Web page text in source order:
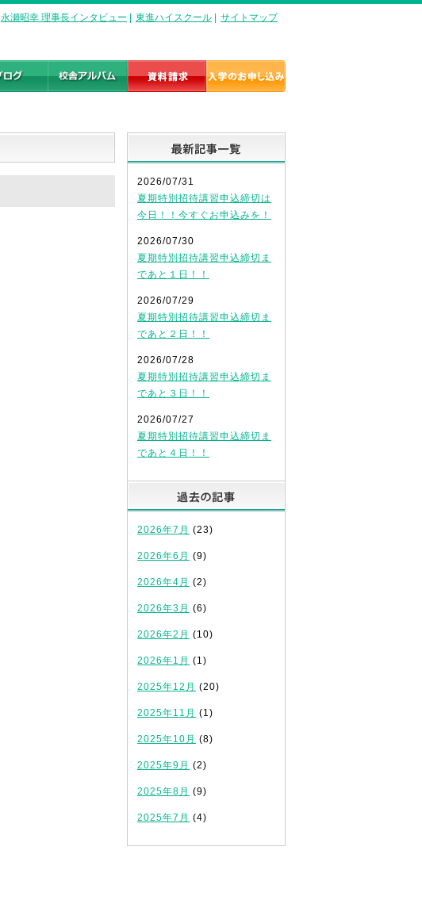
永瀬昭幸 理事長インタビュー 東進ハイスクール サイトマップ
2026/07/31
夏期特別招待講習申込締切は
今日！！今すぐお申込みを！
2026/07/30
夏期特別招待講習申込締切ま
であと１日！！
2026/07/29
夏期特別招待講習申込締切ま
であと２日！！
2026/07/28
夏期特別招待講習申込締切ま
であと３日！！
2026/07/27
夏期特別招待講習申込締切ま
であと４日！！
2026年7月 (23)
2026年6月 (9)
2026年4月 (2)
2026年3月 (6)
2026年2月 (10)
2026年1月 (1)
2025年12月 (20)
2025年11月 (1)
2025年10月 (8)
2025年9月 (2)
2025年8月 (9)
2025年7月 (4)